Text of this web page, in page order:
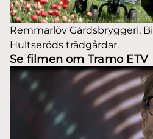
Remmarlöv Gårdsbryggeri,
Hultseröds trädgårdar.
Se filmen om Tramo ETV